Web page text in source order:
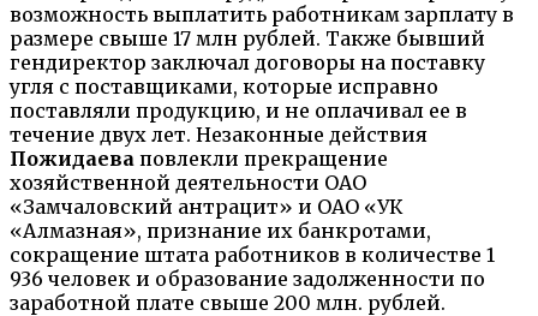
возможность выплатить работникам зарплату в
размере свыше 17 млн рублей. Также бывший
гендиректор заключал договоры на поставку
угля с поставщиками, которые исправно
поставляли продукцию, и не оплачивал ее в
течение двух лет. Незаконные действия
Пожидаева повлекли прекращение
хозяйственной деятельности ОАО
«Замчаловский антрацит» и ОАО «УК
«Алмазная», признание их банкротами,
сокращение штата работников в количестве 1
936 человек и образование задолженности по
заработной плате свыше 200 млн. рублей.